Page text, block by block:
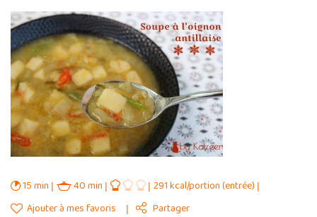
15 min 40 min
291 kcal/portion (entrée)
Ajouter à mes favoris
Partager